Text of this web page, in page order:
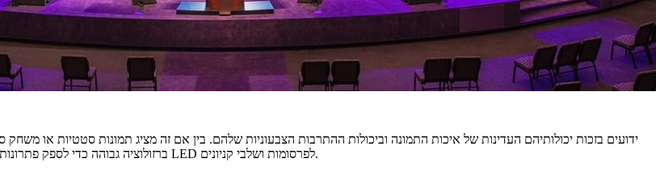
הדורשים תצוגות תפיסת תשומת לב, אנו מציעים מסכי תצוגה LED ברזולוציה גבוהה כדי לספק פתרונות תצוגה מקצועיים של LED לפרסומות ושלבי קניונים.